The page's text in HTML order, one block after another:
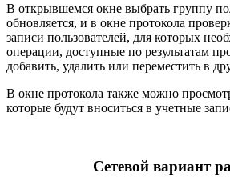
В открывшемся окне выбрать группу
обновляется, и в окне протокола
записи пользователей, для которых
операции, доступные по результатам
добавить, удалить или переместить в
В окне протокола также можно
которые будут вноситься в учетные
Сетевой вариант